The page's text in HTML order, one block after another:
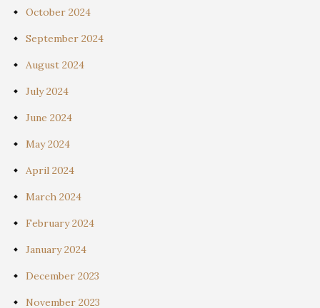
October 2024
September 2024
August 2024
July 2024
June 2024
May 2024
April 2024
March 2024
February 2024
January 2024
December 2023
November 2023